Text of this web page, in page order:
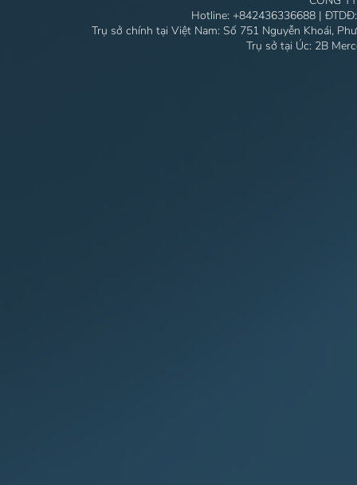
Hotline: +842436336688 |
Trụ sở chính tại Việt Nam: Số 751 Nguyễn Khoái,
Trụ sở tại Úc: 2B